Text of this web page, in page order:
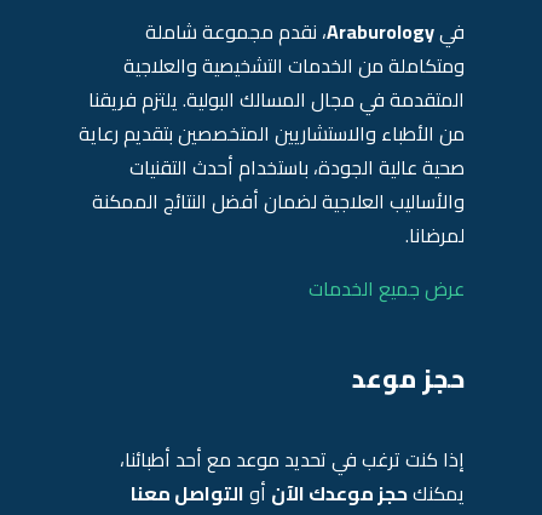
فيAraburology، نقدم مجموعة شاملة
ومتكاملة من الخدمات التشخيصية والعلاجية
المتقدمة في مجال المسالك البولية. يلتزم فريقنا
من الأطباء والاستشاريين المتخصصين بتقديم رعاية
صحية عالية الجودة، باستخدام أحدث التقنيات
والأساليب العلاجية لضمان أفضل النتائج الممكنة
لمرضانا.
عرض جميع الخدمات
حجز موعد
إذا كنت ترغب في تحديد موعد مع أحد أطبائنا،
يمكنكحجز موعدك الآن أوالتواصل معنا